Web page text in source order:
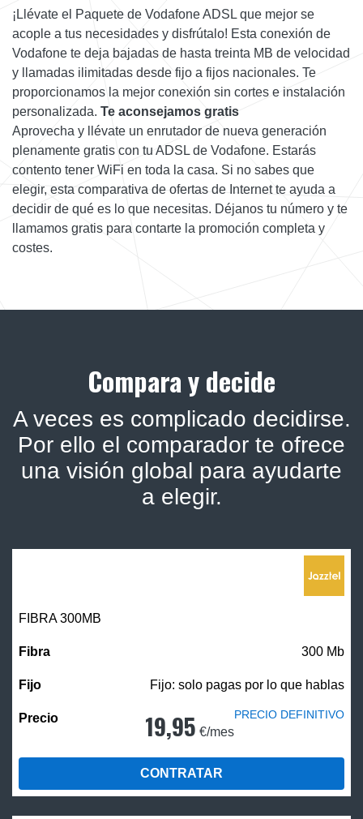
¡Llévate el Paquete de Vodafone ADSL que mejor se
acople a tus necesidades y disfrútalo! Esta conexión de
Vodafone te deja bajadas de hasta treinta MB de velocidad
y llamadas ilimitadas desde fijo a fijos nacionales. Te
proporcionamos la mejor conexión sin cortes e instalación
personalizada. Te aconsejamos gratis
Aprovecha y llévate un enrutador de nueva generación
plenamente gratis con tu ADSL de Vodafone. Estarás
contento tener WiFi en toda la casa. Si no sabes que
elegir, esta comparativa de ofertas de Internet te ayuda a
decidir de qué es lo que necesitas. Déjanos tu número y te
llamamos gratis para contarte la promoción completa y
costes.
Compara y decide
A veces es complicado decidirse.
Por ello el comparador te ofrece
una visión global para ayudarte
a elegir.
FIBRA 300MB
300 Mb
Fijo: solo pagas por lo que hablas
19,95 €/mes
PRECIO DEFINITIVO
CONTRATAR